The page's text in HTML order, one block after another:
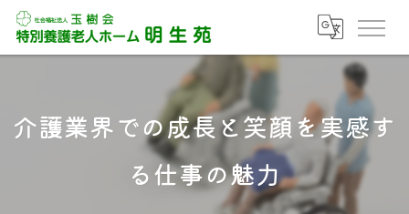
介護業界での成長と笑顔を実感す
る仕事の魅力